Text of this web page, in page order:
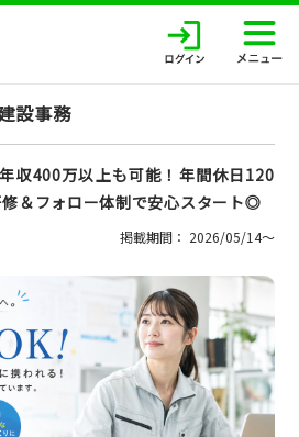
設事務
収400万以上も可能！年間休日120
＆フォロー体制で安心スタート◎
掲載期間： 2026/05/14〜